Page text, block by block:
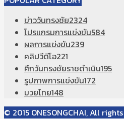
ข่าววันทรงชัย2324
โปรแกรมการแข่งขัน584
ผลการแข่งขัน239
คลิปวีดีโอ221
ศึกวันทรงชัยราชดำเนิน195
รูปภาพการแข่งขัน172
มวยไทย148
© 2015 ONESONGCHAI, All